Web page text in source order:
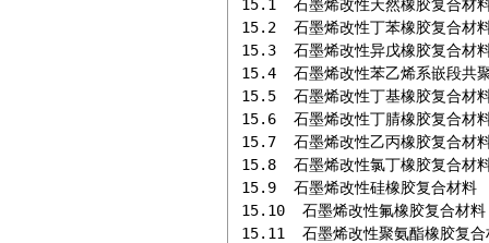
15.1  石墨烯改性天然橡胶复合材
15.2  石墨烯改性丁苯橡胶复合材
15.3  石墨烯改性异戊橡胶复合材
15.4  石墨烯改性苯乙烯系嵌段共
15.5  石墨烯改性丁基橡胶复合材
15.6  石墨烯改性丁腈橡胶复合材
15.7  石墨烯改性乙丙橡胶复合材
15.8  石墨烯改性氯丁橡胶复合材
15.9  石墨烯改性硅橡胶复合材料
15.10  石墨烯改性氟橡胶复合材
15.11  石墨烯改性聚氨酯橡胶复